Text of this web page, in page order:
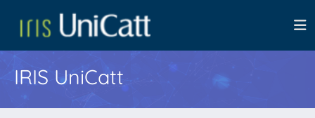
IRIS UniCatt